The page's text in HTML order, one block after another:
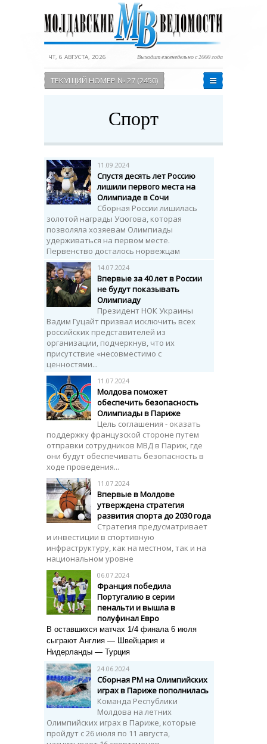
ЧТ, 6 АВГУСТА, 2026 Выходит еженедельно с 2000 года
ТЕКУЩИЙ НОМЕР № 27 (2450)
Спорт
11.09.2024
Спустя десять лет Россию
лишили первого места на
Олимпиаде в Сочи
Сборная России лишилась
золотой награды Усюгова, которая
позволяла хозяевам Олимпиады
удерживаться на первом месте.
Первенство досталось норвежцам
14.07.2024
Впервые за 40 лет в России
не будут показывать
Олимпиаду
Президент НОК Украины
Вадим Гуцайт призвал исключить всех
российских представителей из
организации, подчеркнув, что их
присутствие «несовместимо с
ценностями...
11.07.2024
Молдова поможет
обеспечить безопасность
Олимпиады в Париже
Цель соглашения - оказать
поддержку французской стороне путем
отправки сотрудников МВД в Париж, где
они будут обеспечивать безопасность в
ходе проведения...
11.07.2024
Впервые в Молдове
утверждена стратегия
развития спорта до 2030 года
Стратегия предусматривает
и инвестиции в спортивную
инфраструктуру, как на местном, так и на
национальном уровне
06.07.2024
Франция победила
Португалию в серии
пенальти и вышла в
полуфинал Евро
В оставшихся матчах 1/4 финала 6 июля
сыграют Англия — Швейцария и
Нидерланды — Турция
24.06.2024
Сборная РМ на Олимпийских
играх в Париже пополнилась
Команда Республики
Молдова на летних
Олимпийских играх в Париже, которые
пройдут с 26 июля по 11 августа,